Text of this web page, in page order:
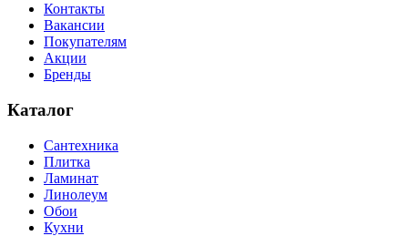
Контакты
Вакансии
Покупателям
Акции
Бренды
Каталог
Сантехника
Плитка
Ламинат
Линолеум
Обои
Кухни